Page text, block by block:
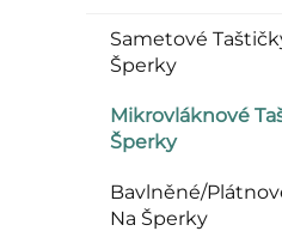
Sametové
Šperky
Mikrovláknové
Šperky
Bavlněné/
Na Šperky